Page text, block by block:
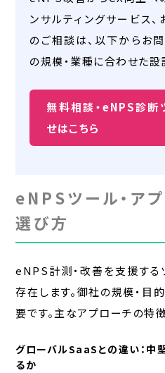
ンサルティングサービス
のご相談は、以下からお
の規模・業種に合わせた設
無料相談・eNPS診
せはこちら
eNPSツール・ア
選び方
eNPS計測・改善を支援す
存在します。御社の規模・目
要です。主なアプローチの特
グローバルSaaSとの違い：中
るか